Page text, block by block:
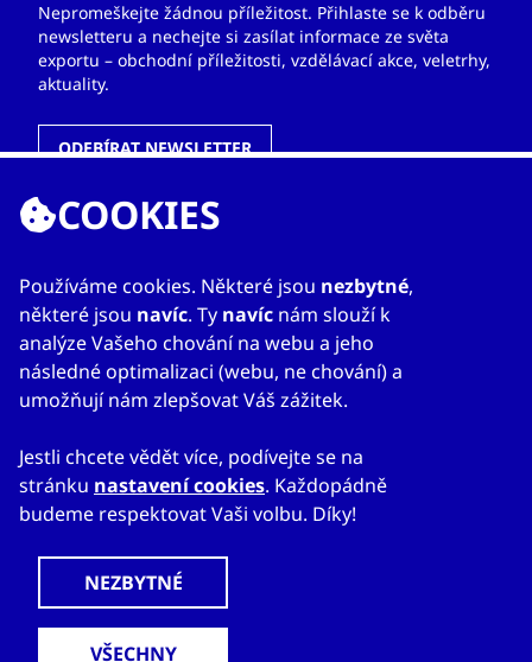
Nepromeškejte žádnou příležitost. Přihlaste se k odběru
newsletteru a nechejte si zasílat informace ze světa
exportu – obchodní příležitosti, vzdělávací akce, veletrhy,
aktuality.
ODEBÍRAT NEWSLETTER
ODKAZY
O nás
Zahraniční kanceláře
Služby
Kontakty
© 2023
CzechTrade
Mapa webu
COOKIES
Používáme cookies. Některé jsou nezbytné,
některé jsou navíc. Ty navíc nám slouží k
analýze Vašeho chování na webu a jeho
následné optimalizaci (webu, ne chování) a
umožňují nám zlepšovat Váš zážitek.
Jestli chcete vědět více, podívejte se na
stránku nastavení cookies. Každopádně
budeme respektovat Vaši volbu. Díky!